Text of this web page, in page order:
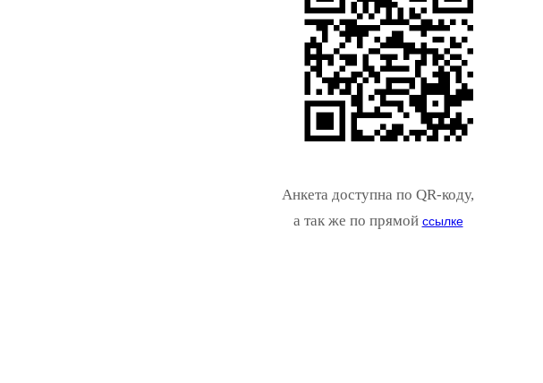
Анкета доступна по QR-коду,
а так же по прямой ссылке